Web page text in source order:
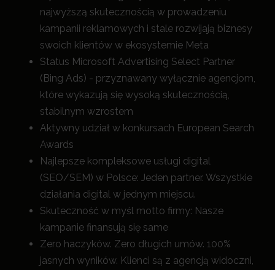
najwyższą skutecznością w prowadzeniu
kampanii reklamowych i stale rozwijają biznesy
swoich klientów w ekosystemie Meta
Status Microsoft Advertising Select Partner
(Bing Ads) - przyznawany wyłącznie agencjom,
które wykazują się wysoką skutecznością,
stabilnym wzrostem
Aktywny udział w konkursach European Search
Awards
Najlepsze kompleksowe usługi digital
(SEO/SEM) w Polsce: Jeden partner. Wszystkie
działania digital w jednym miejscu.
Skuteczność w myśl motto firmy: Nasze
kampanie finansują się same
Zero haczyków. Zero długich umów. 100%
jasnych wyników. Klienci są z agencją widoczni,